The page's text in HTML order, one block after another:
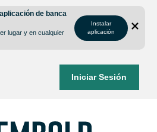
de banca
lugar y en cualquier
Instalar
aplicación
Iniciar Sesión